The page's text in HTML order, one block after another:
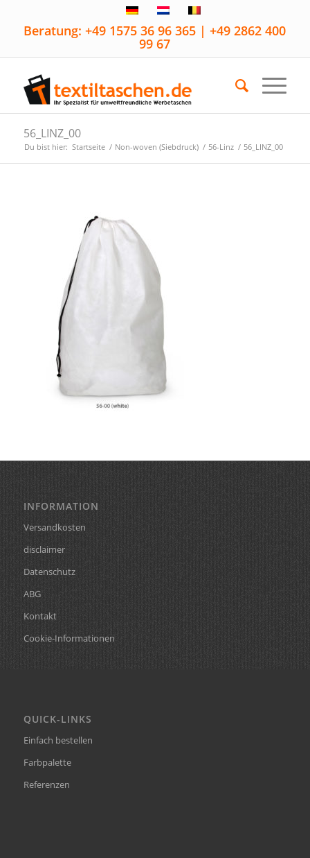
Beratung: +49 1575 36 96 365 | +49 2862 400
99 67
56_LINZ_00
Du bist hier: Startseite / Non-woven (Siebdruck) / 56-Linz / 56_LINZ_00
INFORMATION
Versandkosten
disclaimer
Datenschutz
ABG
Kontakt
Cookie-Informationen
QUICK-LINKS
Einfach bestellen
Farbpalette
Referenzen